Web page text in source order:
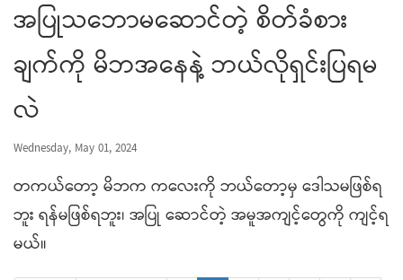
အပြုသဘောမဆောင်တဲ့ စိတ်ခံစား
ချက်ကို မိဘအနေနဲ့ ဘယ်လိုရှင်းပြရမ
လဲ
Wednesday, May 01, 2024
တကယ်တော့ မိဘက ကလေးကို ဘယ်တော့မှ ဒေါသမဖြစ်ရ
ဘူး ရန်မဖြစ်ရဘူး၊ အပြု ဆောင်တဲ့ အမူအကျင့်တွေကို ကျင့်ရ
မယ်။